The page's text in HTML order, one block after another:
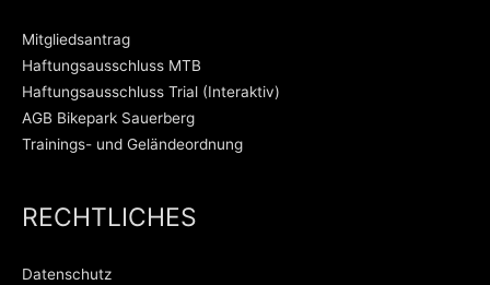
Mitgliedsantrag
Haftungsausschluss MTB
Haftungsausschluss Trial (Interaktiv)
AGB Bikepark Sauerberg
Trainings- und Geländeordnung
RECHTLICHES
Datenschutz